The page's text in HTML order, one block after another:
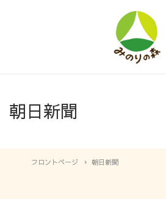
朝日新聞
フロントページ 朝日新聞